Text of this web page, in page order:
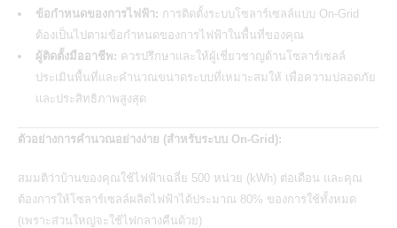
ข้อกำหนดของการไฟฟ้า: การติดตั้งระบบโซลาร์เซลล์แบบ On-Grid
ต้องเป็นไปตามข้อกำหนดของการไฟฟ้าในพื้นที่ของคุณ
ผู้ติดตั้งมืออาชีพ: ควรปรึกษาและให้ผู้เชี่ยวชาญด้านโซลาร์เซลล์
ประเมินพื้นที่และคำนวณขนาดระบบที่เหมาะสมให้ เพื่อความปลอดภัย
และประสิทธิภาพสูงสุด
ตัวอย่างการคำนวณอย่างง่าย (สำหรับระบบ On-Grid):
สมมติว่าบ้านของคุณใช้ไฟฟ้าเฉลี่ย 500 หน่วย (kWh) ต่อเดือน และคุณ
ต้องการให้โซลาร์เซลล์ผลิตไฟฟ้าได้ประมาณ 80% ของการใช้ทั้งหมด
(เพราะส่วนใหญ่จะใช้ไฟกลางคืนด้วย)